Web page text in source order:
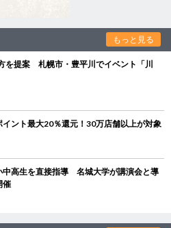
もっと見る
を提案 札幌市・豊平川でイベント「川
ント最大20％還元！30万店舗以上が対象
中高生を直接指導 名城大学が講演会と導
催